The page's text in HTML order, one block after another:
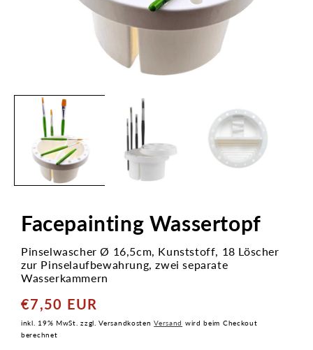
Facepainting Wassertopf
Pinselwascher Ø 16,5cm, Kunststoff, 18 Löscher
zur Pinselaufbewahrung, zwei separate
Wasserkammern
Normaler
Preis
€7,50 EUR
inkl. 19% MwSt. zzgl. VersandkostenVersand wird beim Checkout
berechnet